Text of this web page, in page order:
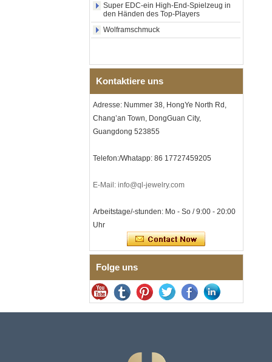
Großlieferung
Fabrikgroßhandel mit 8 mm
roségoldenem,
galvanisiertem
Opal Inlay mit Musik-
Themen-Ehering für Männer,
Großlieferung
schwarzem Zirkonoxid-
316L-Doppeldruck-
Faltschließe, eingebettetes
Germaniumstein-Therapie-
Damenarmband aus
zertifiziertes
Feingliederarmband mit
Herrenring aus
gehämmertem, facettiertem
Wolframcarbid, 8 mm
Comfort Fit, geometrisch
Wolframkarbid, 8 mm,
Super EDC-ein High-End-Spielzeug in
den Händen des Top-Players
Wolframschmuck
Kontaktiere uns
Adresse: Nummer 38, HongYe North Rd,
Chang’an Town, DongGuan City,
Guangdong 523855
Telefon:/Whatapp: 86 17727459205
E-Mail: info@ql-jewelry.com
Arbeitstage/-stunden: Mo - So / 9:00 - 20:00
Uhr
Folge uns